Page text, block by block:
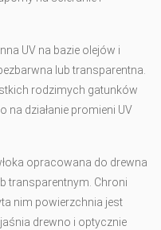
UV na bazie olejów i
lub transparentna.
rodzimych gatunków
na działanie promieni UV
opracowana do drewna
transparentnym. Chroni
nim powierzchnia jest
drewno i optycznie